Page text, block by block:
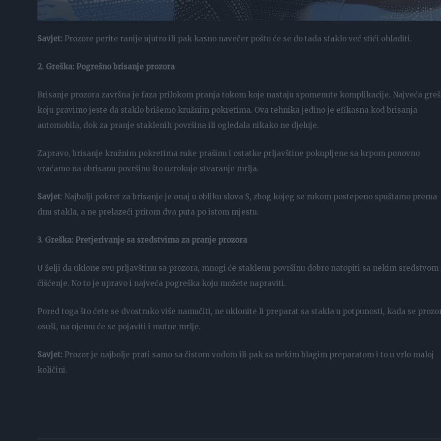
Savjet: Prozore perite ranije ujutro ili pak kasno navečer pošto će se do tada staklo već stići ohladiti.
2. Greška: Pogrešno brisanje prozora
Brisanje prozora završna je faza prilokom pranja tokom koje nastaju spomenute komplikacije. Najveća
koju pravimo jeste da staklo brišemo kružnim pokretima. Ova tehnika jedino je efikasna kod brisanja
automobila, dok za pranje staklenih površina ili ogledala nikako ne djeluje.
Zapravo, brisanje kružnim pokretima ruke prašinu i ostatke prljavštine pokupljene sa krpom ponovno
vraćamo na obrisanu površinu što uzrokuje stvaranje mrlja.
Savjet: Najbolji pokret za brisanje je onaj u obliku slova S, zbog kojeg se rukom postepeno spuštamo prema
dnu stakla, a ne prelazeći pritom dva puta po istom mjestu.
3. Greška: Pretjerivanje sa sredstvima za pranje prozora
U želji da uklone svu prljavštinu sa prozora, mnogi će staklenu površinu dobro natopiti sa nekim sredstvom
čišćenje. No to je upravo i najveća pogreška koju možete napraviti.
Pored toga što ćete se dvostruko više namučiti, ne uklonite li preparat sa stakla u potpunosti, kada se
osuši, na njemu će se pojaviti i mutne mrlje.
Savjet: Prozor je najbolje prati samo sa čistom vodom ili pak sa nekim blagim preparatom i to u vrlo maloj
količini.